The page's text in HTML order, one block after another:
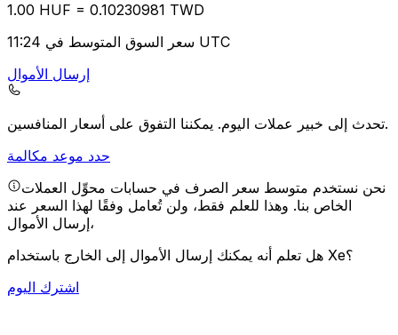
1.00 HUF = 0.10230981 TWD
سعر السوق المتوسط في 11:24 UTC
إرسال الأموال
تحدث إلى خبير عملات اليوم.يمكننا التفوق على أسعار المنافسين.
حدد موعد مكالمة
نحن نستخدم متوسط سعر الصرف في حسابات محوِّل العملات
الخاص بنا. وهذا للعلم فقط، ولن تُعامل وفقًا لهذا السعر عند
إرسال الأموال،
هل تعلم أنه يمكنك إرسال الأموال إلى الخارج باستخدام Xe؟
اشترك اليوم